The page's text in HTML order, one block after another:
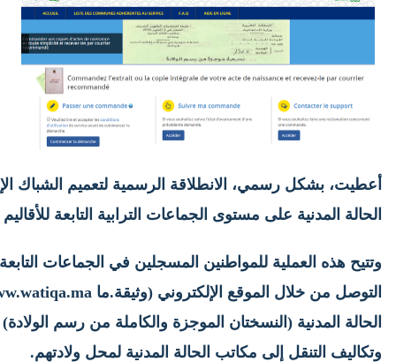
أعطيت، بشكل رسمي، الانطلاقة الرسمية لتعميم الشباك
الحالة المدنية على مستوى الجماعات الترابية التابعة
وتتيح هذه العملية للمواطنين المسجلين في الجماعات التابعة
الحالة المدنية (النسختان الموجزة والكاملة من رسم
وتكاليف التنقل إلى مكاتب الحالة المدنية لمحل ولادتهم.